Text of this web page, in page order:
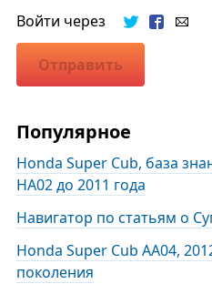
Войти через
Отправить
Популярное
Honda Super Cub, база
HA02 до 2011 года
Навигатор по статьям о
Honda Super Cub AA04,
поколения